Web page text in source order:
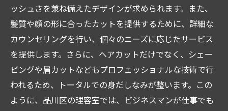
忙しいビジネスマンにぴったりの理容室
品川区で探すスタイリッシュな理容室
品川区理容室の最新カットスタイルでリフレッ
シュ
今流行のカットスタイル特集
プロが提案するおすすめスタイル
ッシュさを兼ね備えたデザインが求められます。また、
髪質や顔の形に合ったカットを提供するために、詳細な
カウンセリングを行い、個々のニーズに応じたサービス
を提供します。さらに、ヘアカットだけでなく、シェー
ビングや眉カットなどもプロフェッショナルな技術で行
われるため、トータルでの身だしなみが整います。この
ように、品川区の理容室では、ビジネスマンが仕事でも